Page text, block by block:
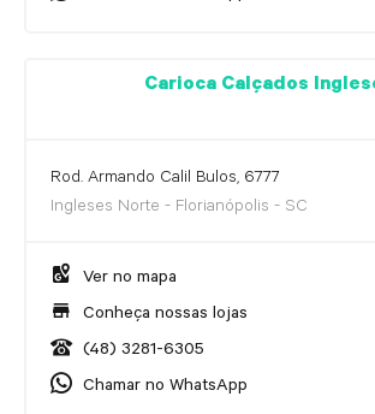
Carioca Calçados
Rod. Armando Calil Bulos, 6777
Ingleses Norte - Florianópolis - SC
Ver no mapa
Conheça nossas lojas
(48) 3281-6305
Chamar no WhatsApp